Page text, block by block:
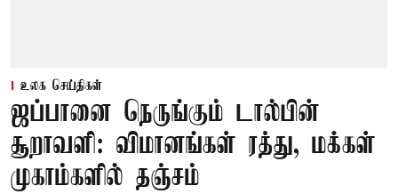
உலக செய்திகள்
ஜப்பானை நெருங்கும் டால்பின்
சூறாவளி: விமானங்கள் ரத்து, மக்கள்
முகாம்களில் தஞ்சம்